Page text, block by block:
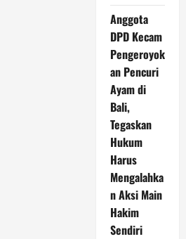
Anggota
DPD Kecam
Pengeroyok
an Pencuri
Ayam di
Bali,
Tegaskan
Hukum
Harus
Mengalahka
n Aksi Main
Hakim
Sendiri